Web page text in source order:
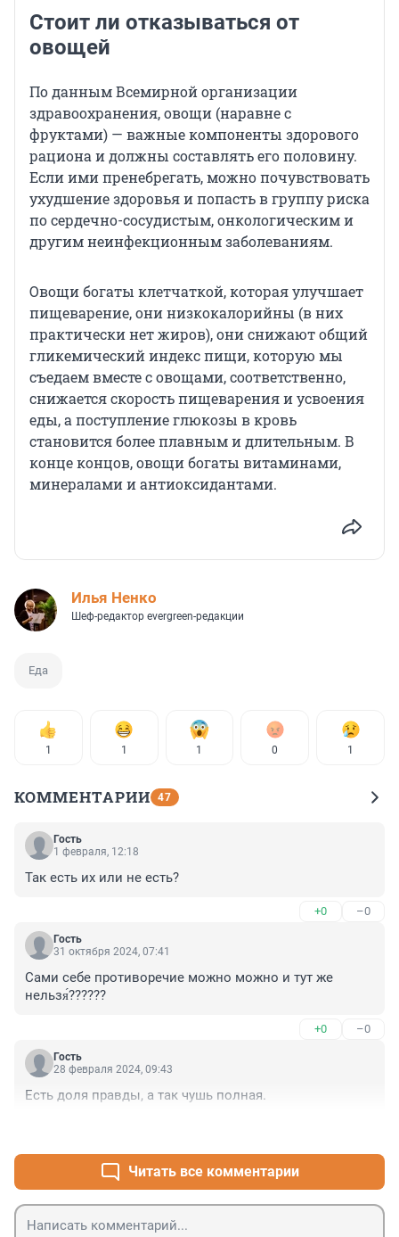
Стоит ли отказываться от
овощей
По данным Всемирной организации
здравоохранения, овощи (наравне с
фруктами) — важные компоненты здорового
рациона и должны составлять его половину.
Если ими пренебрегать, можно почувствовать
ухудшение здоровья и попасть в группу риска
по сердечно-сосудистым, онкологическим и
другим неинфекционным заболеваниям.
Овощи богаты клетчаткой, которая улучшает
пищеварение, они низкокалорийны (в них
практически нет жиров), они снижают общий
гликемический индекс пищи, которую мы
съедаем вместе с овощами, соответственно,
снижается скорость пищеварения и усвоения
еды, а поступление глюкозы в кровь
становится более плавным и длительным. В
конце концов, овощи богаты витаминами,
минералами и антиоксидантами.
Илья Ненко
Шеф-редактор evergreen-редакции
Еда
1 1 1 0 1
КОММЕНТАРИИ 47
Гость
1 февраля, 12:18
Так есть их или не есть?
+0 –0
Гость
31 октября 2024, 07:41
Сами себе противоречие можно можно и тут же
нельзя́??????
+0 –0
Гость
28 февраля 2024, 09:43
Есть доля правды, а так чушь полная.
Читать все комментарии